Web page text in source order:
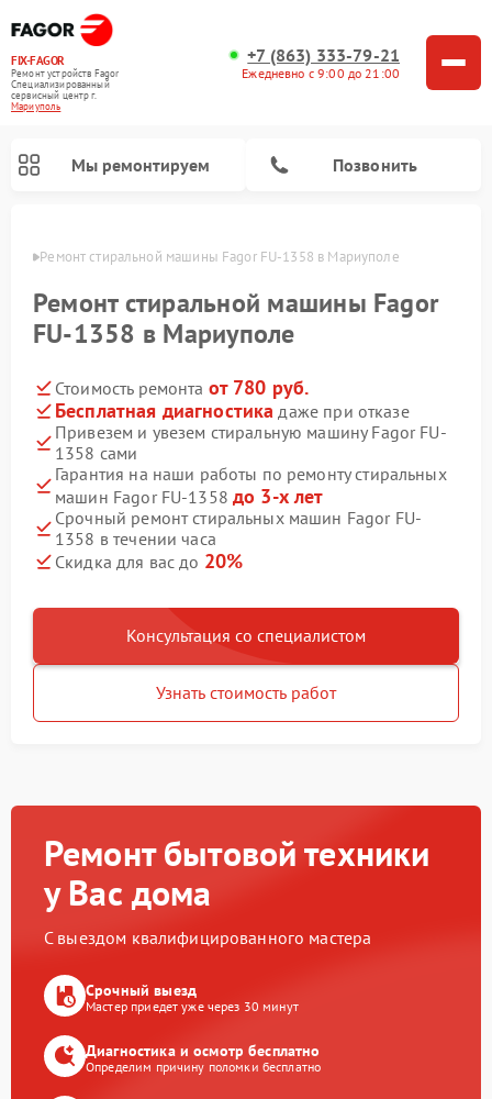
FIX-FAGOR
Ремонт устройств Fagor
Специализированный
cервисный центр г.
Мариуполь
+7 (863) 333-79-21
Ежедневно с 9:00 до 21:00
Мы ремонтируем Позвонить
Ремонт стиральной машины Fagor FU-1358 в Мариуполе
Ремонт стиральной машины Fagor
FU-1358 в Мариуполе
Стоимость ремонта от 780 руб.
Бесплатная диагностика даже при отказе
Привезем и увезем стиральную машину Fagor FU-
1358 сами
Гарантия на наши работы по ремонту стиральных
машин Fagor FU-1358 до 3-х лет
Срочный ремонт стиральных машин Fagor FU-
1358 в течении часа
Скидка для вас до 20%
Консультация со специалистом
Узнать стоимость работ
Ремонт бытовой техники
у Вас дома
С выездом квалифицированного мастера
Срочный выезд
Мастер приедет уже через 30 минут
Диагностика и осмотр бесплатно
Определим причину поломки бесплатно